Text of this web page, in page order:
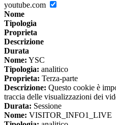
youtube.com
Nome
Tipologia
Proprieta
Descrizione
Durata
Nome: YSC
Tipologia: analitico
Proprieta: Terza-parte
Descrizione: Questo cookie è
traccia delle visualizzazioni dei
Durata: Sessione
Nome: VISITOR_INFO1_LIVE